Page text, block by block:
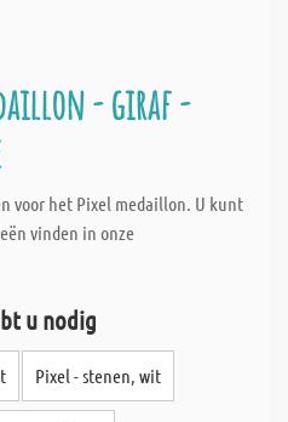
- giraf -
voor het Pixel medaillon. U kunt
vinden in onze
u nodig
Pixel - stenen, wit